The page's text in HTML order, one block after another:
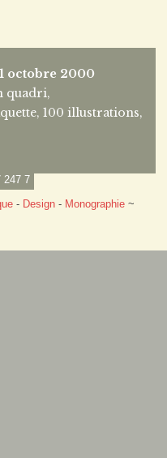
octobre 2000
quadri,
100 illustrations,
247 7
- Design - Monographie ~